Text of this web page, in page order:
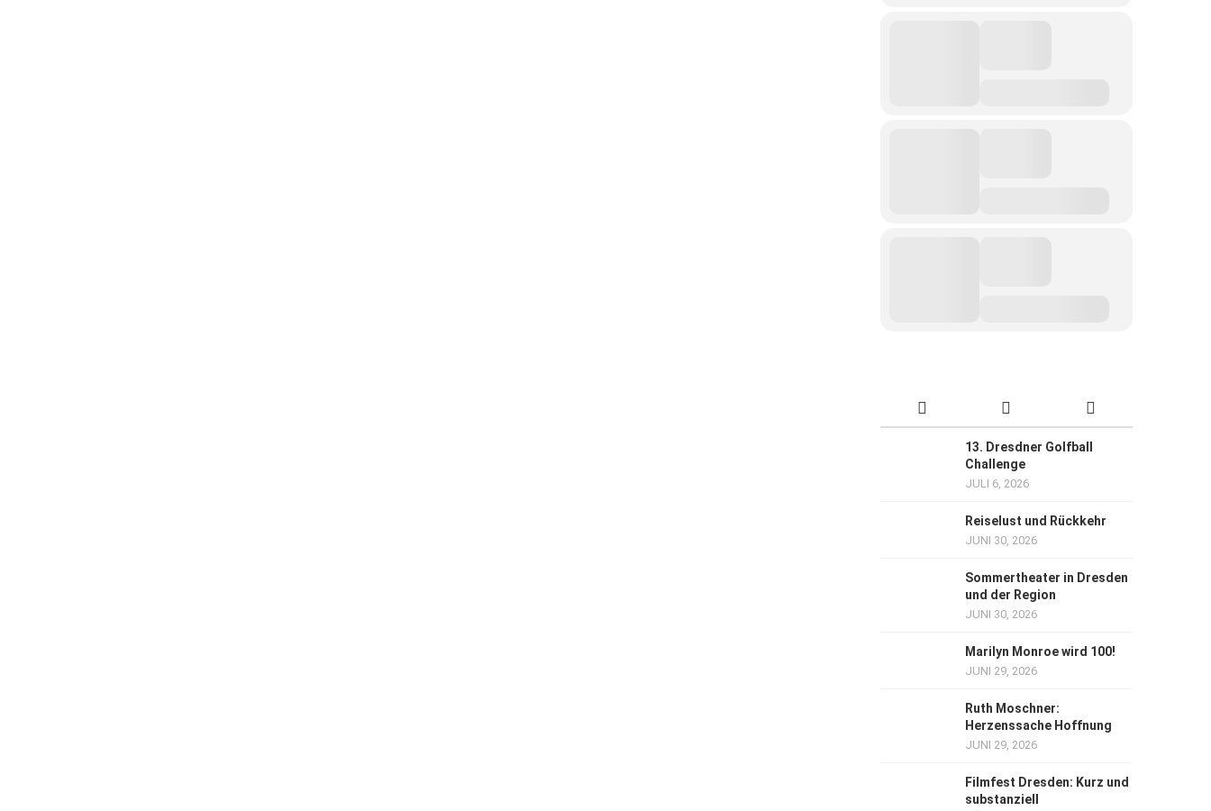
13. Dresdner Golfball
Challenge
JULI 6, 2026
Reiselust und Rückkehr
JUNI 30, 2026
Sommertheater in Dresden
und der Region
JUNI 30, 2026
Marilyn Monroe wird 100!
JUNI 29, 2026
Ruth Moschner:
Herzenssache Hoffnung
JUNI 29, 2026
Filmfest Dresden: Kurz und
substanziell